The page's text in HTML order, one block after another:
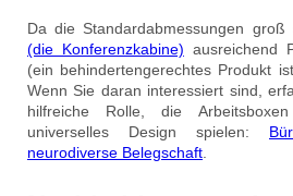
Da die Standardabmessungen groß
(die Konferenzkabine) ausreichend
(ein behindertengerechtes Produkt
Wenn Sie daran interessiert sind,
hilfreiche Rolle, die
universelles Design spielen:
neurodiverse Belegschaft.